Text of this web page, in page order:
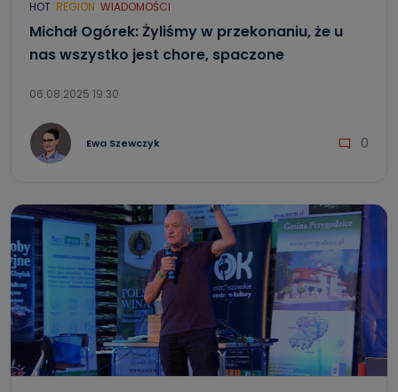
HOT REGION WIADOMOŚCI
Michał Ogórek: Żyliśmy w przekonaniu, że u
nas wszystko jest chore, spaczone
06.08.2025 19:30
Ewa Szewczyk 0